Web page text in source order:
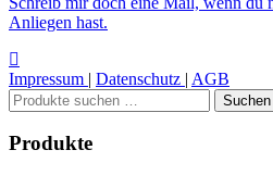
Anliegen hast.
Impressum | Datenschutz | AGB
Suchen
nach:
Suchen
Produkte